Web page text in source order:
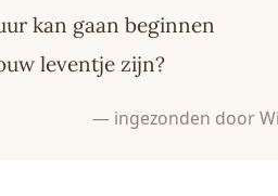
kan gaan beginnen
leventje zijn?
— ingezonden door